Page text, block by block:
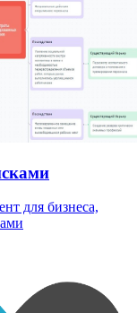
для бизнеса,